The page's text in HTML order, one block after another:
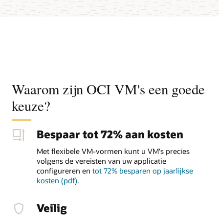
Waarom zijn OCI VM's een goede
keuze?
Bespaar tot 72% aan kosten
Met flexibele VM-vormen kunt u VM's precies
volgens de vereisten van uw applicatie
configureren en tot 72% besparen op jaarlijkse
kosten (pdf).
Veilig